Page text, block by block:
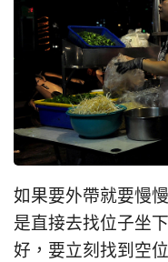
如果要外帶就要慢
是直接去找位子坐
好，要立刻找到空